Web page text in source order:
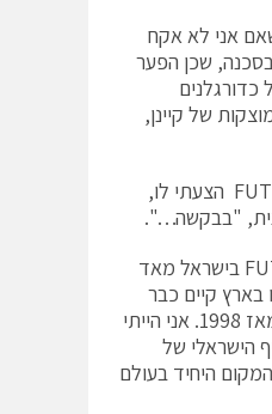
אני לא אקח
שכן הפער
כדורגלנים
של קיינן,
"בוא נדבר על FUTURE הצעתי לו,
"בבקשה…".
"הסיפור של FUTURE בישראל מאד
בארץ קיים כבר
שתיים עשרה שנה, מאז 1998. אני הייתי
הישראלי של
היחיד בעולם